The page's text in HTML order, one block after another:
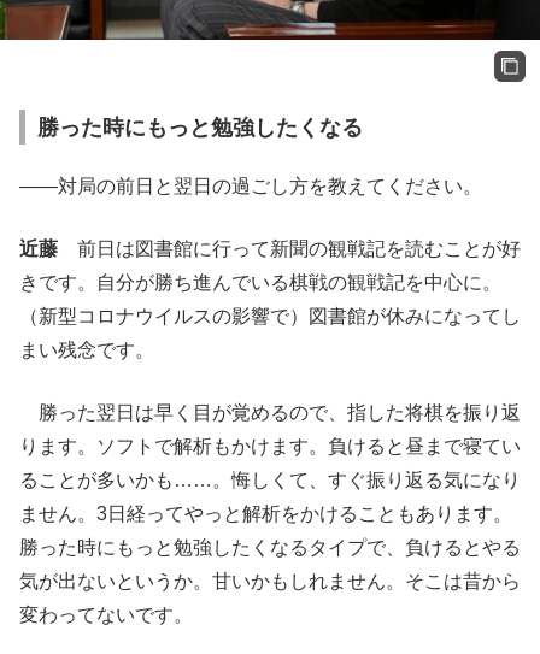
勝った時にもっと勉強したくなる
――対局の前日と翌日の過ごし方を教えてください。
近藤 前日は図書館に行って新聞の観戦記を読むことが好
きです。自分が勝ち進んでいる棋戦の観戦記を中心に。
（新型コロナウイルスの影響で）図書館が休みになってし
まい残念です。
勝った翌日は早く目が覚めるので、指した将棋を振り返
ります。ソフトで解析もかけます。負けると昼まで寝てい
ることが多いかも……。悔しくて、すぐ振り返る気になり
ません。3日経ってやっと解析をかけることもあります。
勝った時にもっと勉強したくなるタイプで、負けるとやる
気が出ないというか。甘いかもしれません。そこは昔から
変わってないです。